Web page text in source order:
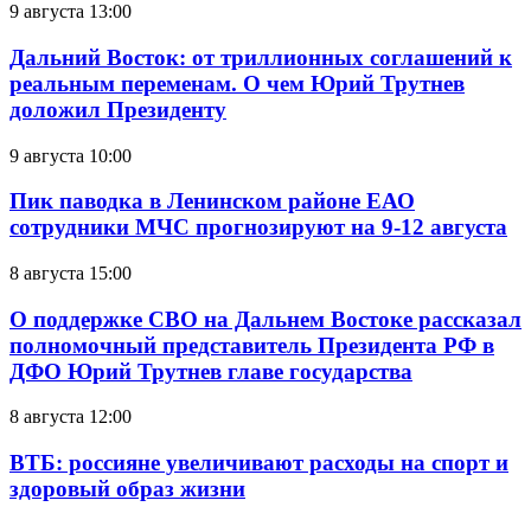
9 августа 13:00
Дальний Восток: от триллионных соглашений к
реальным переменам. О чем Юрий Трутнев
доложил Президенту
9 августа 10:00
Пик паводка в Ленинском районе ЕАО
сотрудники МЧС прогнозируют на 9-12 августа
8 августа 15:00
О поддержке СВО на Дальнем Востоке рассказал
полномочный представитель Президента РФ в
ДФО Юрий Трутнев главе государства
8 августа 12:00
ВТБ: россияне увеличивают расходы на спорт и
здоровый образ жизни